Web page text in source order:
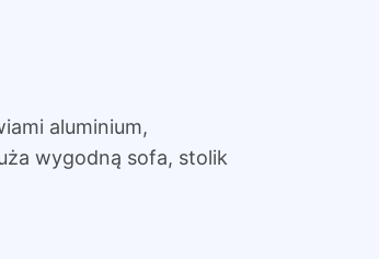
aluminium,
wygodną sofa, stolik